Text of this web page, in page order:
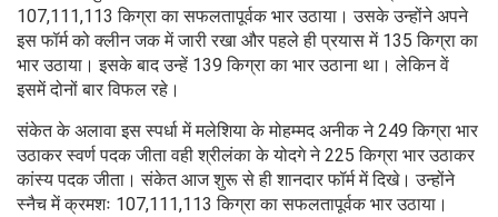
107,111,113 किग्रा का सफलतापूर्वक भार उठाया। उसके उन्होंने अपने
इस फॉर्म को क्लीन जक में जारी रखा और पहले ही प्रयास में 135 किग्रा का
भार उठाया। इसके बाद उन्हें 139 किग्रा का भार उठाना था। लेकिन वें
इसमें दोनों बार विफल रहे।
संकेत के अलावा इस स्पर्धा में मलेशिया के मोहम्मद अनीक ने 249 किग्रा भार
उठाकर स्वर्ण पदक जीता वही श्रीलंका के योदगे ने 225 किग्रा भार उठाकर
कांस्य पदक जीता। संकेत आज शुरू से ही शानदार फॉर्म में दिखे। उन्होंने
स्नैच में क्रमशः 107,111,113 किग्रा का सफलतापूर्वक भार उठाया।